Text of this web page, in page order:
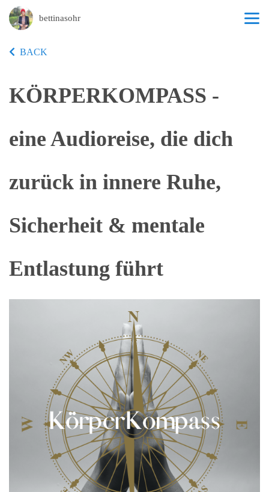
bettinasohr
BACK
KÖRPERKOMPASS -
eine Audioreise, die dich
zurück in innere Ruhe,
Sicherheit & mentale
Entlastung führt